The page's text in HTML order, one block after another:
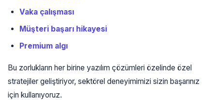
Vaka çalışması
Müşteri başarı hikayesi
Premium algı
Bu zorlukların her birine yazılım çözümleri özelinde özel
stratejiler geliştiriyor, sektörel deneyimimizi sizin başarınız
için kullanıyoruz.